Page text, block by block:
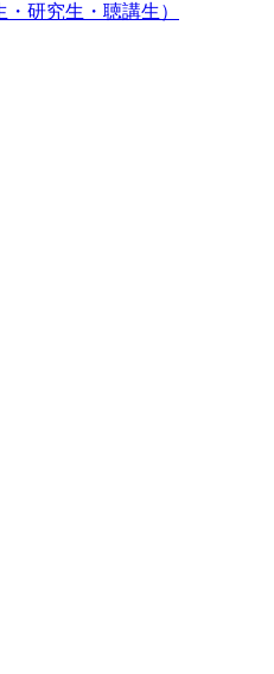
研究生・聴講生）